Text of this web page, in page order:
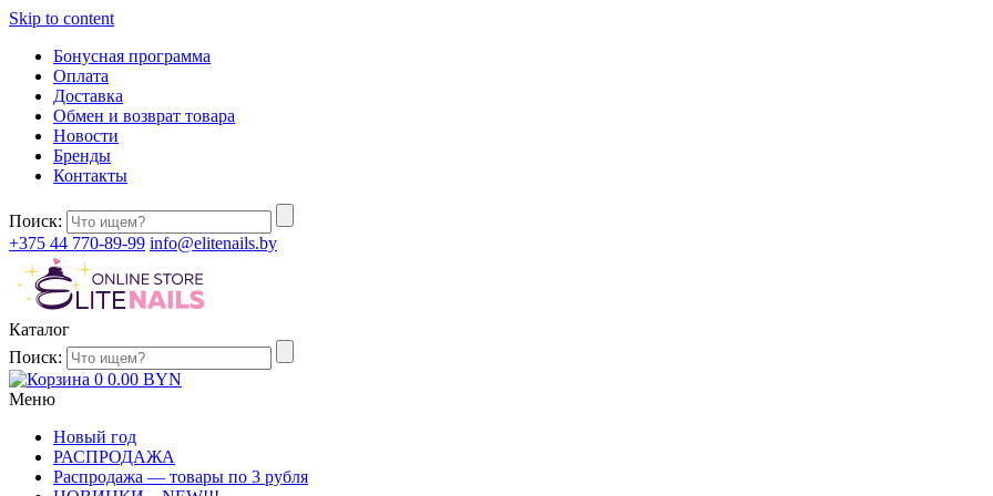
Skip to content
Бонусная программа
Оплата
Доставка
Обмен и возврат товара
Новости
Бренды
Контакты
Поиск:
+375 44 770-89-99 info@elitenails.by
Каталог
Поиск:
0 0.00 BYN
Меню
Новый год
РАСПРОДАЖА
Распродажа — товары по 3 рубля